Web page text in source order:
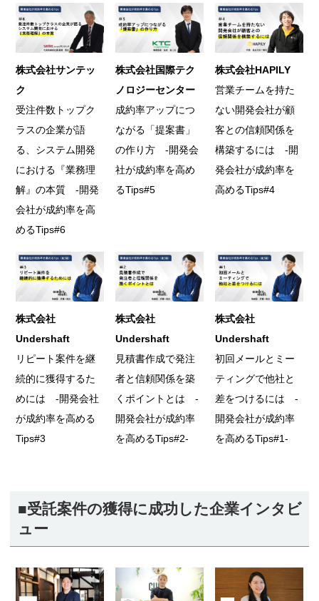
株式会社サンテッ
ク
受注件数トップク
ラスの企業が語
る、システム開発
における『業務理
解』の本質 -開発
会社が成約率を高
めるTips#6
株式会社国際テク
ノロジーセンター
成約率アップにつ
ながる「提案書」
の作り方 -開発会
社が成約率を高め
るTips#5
株式会社HAPILY
営業チームを持た
ない開発会社が顧
客との信頼関係を
構築するには -開
発会社が成約率を
高めるTips#4
株式会社
Undershaft
リピート案件を継
続的に獲得するた
めには -開発会社
が成約率を高める
Tips#3
株式会社
Undershaft
見積書作成で発注
者と信頼関係を築
くポイントとは -
開発会社が成約率
を高めるTips#2-
株式会社
Undershaft
初回メールとミー
ティングで他社と
差をつけるには -
開発会社が成約率
を高めるTips#1-
■受託案件の獲得に成功した企業インタビ
ュー